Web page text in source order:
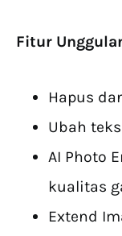
Fitur
Hapus
Ubah
AI Photo
kualitas
Extend